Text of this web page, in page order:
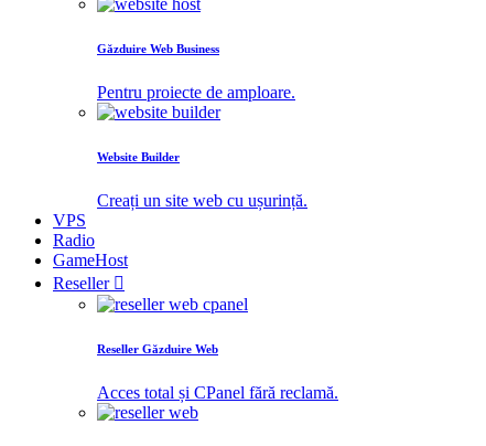
Găzduire Web Business
Pentru proiecte de amploare.
Website Builder
Creați un site web cu ușurință.
VPS
Radio
GameHost
Reseller
Reseller Găzduire Web
Acces total și CPanel fără reclamă.